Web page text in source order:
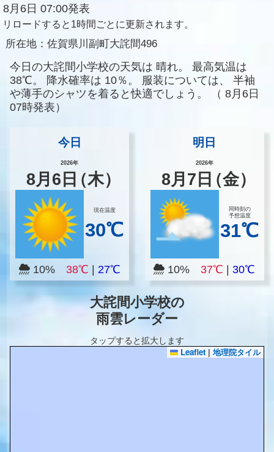
8月6日 07:00発表
リロードすると1時間ごとに更新されます。
所在地： 佐賀県川副町大詫間496
今日の大詫間小学校の天気は 晴れ。
最高気温は
38℃。
降水確率は 10％。 服装については、
半袖
や薄手のシャツを着ると快適でしょう。
（ 8月6日
07時発表）
今日
2026年
8月 6 日（木）
現在温度
30℃
10% 38℃ 27℃
明日
2026年
8月 7 日（金）
同時刻の
予想温度
31℃
10%37℃ |30℃
大詫間小学校の
雨雲レーダー
タップすると拡大します
Leaflet | 地理院タイル